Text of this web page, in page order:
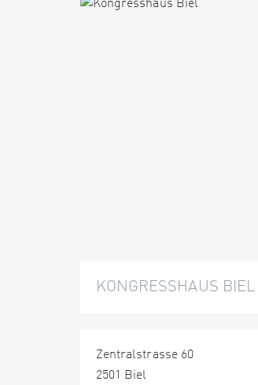
KONGRESSHAUS BIEL
Zentralstrasse 60
2501 Biel